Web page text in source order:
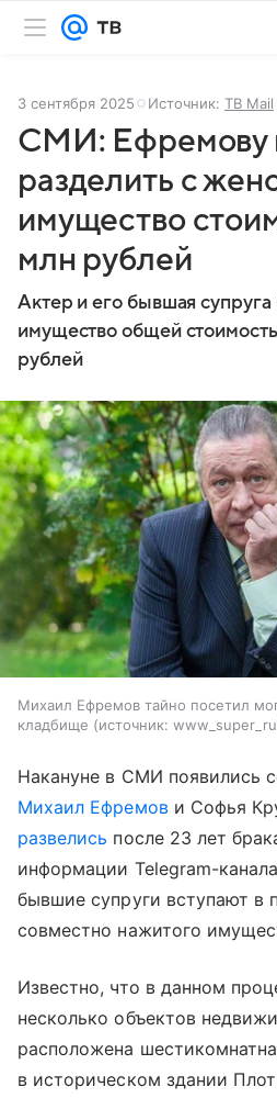
3 сентября 2025 Источник: ТВ Mail
СМИ: Ефремову
разделить с
имущество
млн рублей
Актер и его бывшая супруга
имущество общей
рублей
Михаил Ефремов тайно посетил
кладбище
источник: www_super_ru
Накануне в СМИ появились
Михаил Ефремови Софья
развелись после 23 лет
информации Telegram-
бывшие супруги вступают в
совместно нажитого
Известно, что в данном
несколько объектов
расположена
в историческом здании